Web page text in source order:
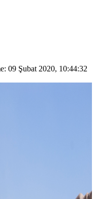
: 09 Şubat 2020, 10:44:32